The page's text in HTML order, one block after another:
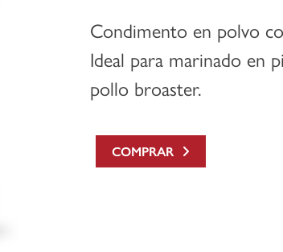
Condimento en polvo
Ideal para marinado en
pollo broaster.
COMPRAR